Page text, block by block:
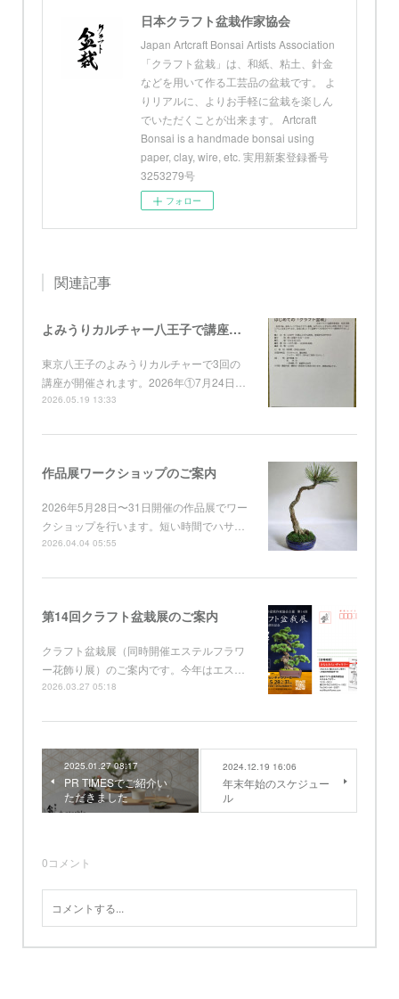
日本クラフト盆栽作家協会
Japan Artcraft Bonsai Artists Association
「クラフト盆栽」は、和紙、粘土、針金
などを用いて作る工芸品の盆栽です。 よ
りリアルに、よりお手軽に盆栽を楽しん
でいただくことが出来ます。 Artcraft
Bonsai is a handmade bonsai using
paper, clay, wire, etc. 実用新案登録番号
3253279号
フォロー
関連記事
よみうりカルチャー八王子で講座開催
東京八王子のよみうりカルチャーで3回の
講座が開催されます。2026年①7月24日…
2026.05.19 13:33
作品展ワークショップのご案内
2026年5月28日〜31日開催の作品展でワー
クショップを行います。短い時間でハサ…
2026.04.04 05:55
第14回クラフト盆栽展のご案内
クラフト盆栽展（同時開催エステルフラワ
ー花飾り展）のご案内です。今年はエス…
2026.03.27 05:18
2025.01.27 08:17
PR TIMESでご紹介い
ただきました
2024.12.19 16:06
年末年始のスケジュー
ル
0コメント